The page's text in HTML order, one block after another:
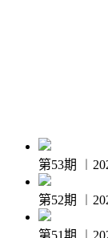
第53期
第52期
第51期